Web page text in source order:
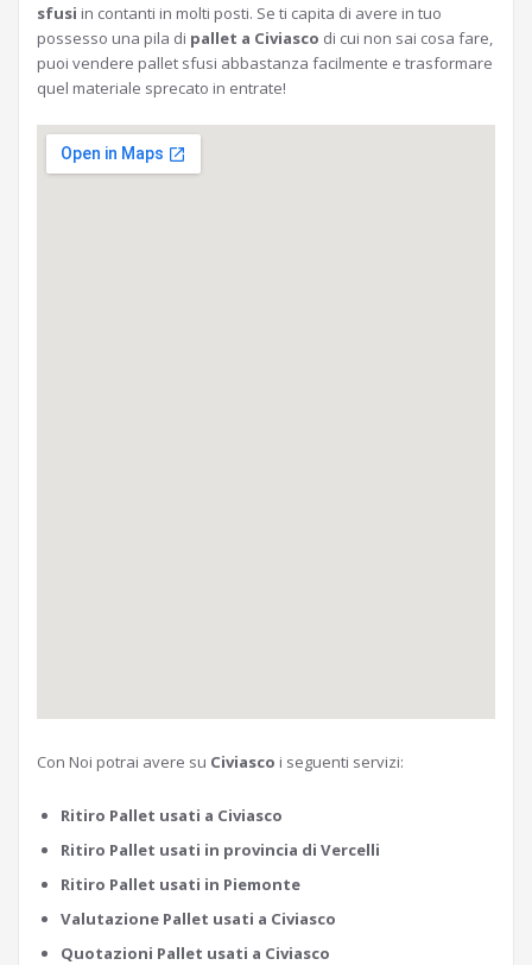
sfusi in contanti in molti posti. Se ti capita di avere in tuo
possesso una pila di pallet a Civiasco di cui non sai cosa fare,
puoi vendere pallet sfusi abbastanza facilmente e trasformare
quel materiale sprecato in entrate!
Con Noi potrai avere su Civiasco i seguenti servizi:
Ritiro Pallet usati a Civiasco
Ritiro Pallet usati in provincia di Vercelli
Ritiro Pallet usati in Piemonte
Valutazione Pallet usati a Civiasco
Quotazioni Pallet usati a Civiasco